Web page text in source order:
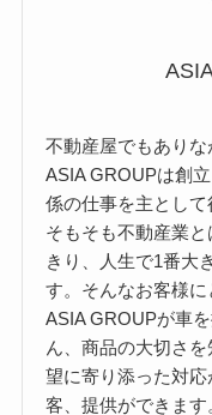
不動産屋でもあり
ASIA GROUPは創
係の仕事を主として
そもそも不動産業
きり、人生で1番大
す。そんなお客様
ASIA GROUPが車
ん、商品の大切さ
望に寄り添った対
客、提供ができます